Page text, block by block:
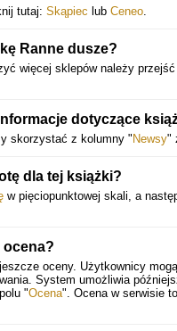
tutaj: Skąpiec lub Ceneo.
Ranne dusze?
więcej sklepów należy przejść
dotyczące
skorzystać z kolumny " Newsy"
dla tej książki?
w pięciopunktowej skali, a
ocena?
oceny. Użytkownicy
System umożliwia
"Ocena". Ocena w serwisie